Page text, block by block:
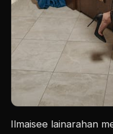
Ilmaisee lainarahan